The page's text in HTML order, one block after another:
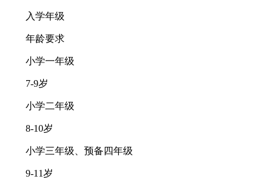
入学年级
年龄要求
小学一年级
7-9岁
小学二年级
8-10岁
小学三年级、预备四年级
9-11岁